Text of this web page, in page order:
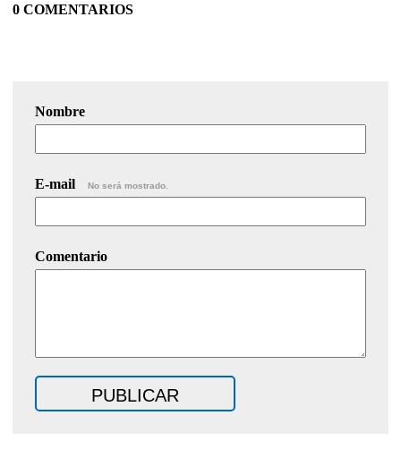
0 COMENTARIOS
Nombre
E-mail No será mostrado.
Comentario